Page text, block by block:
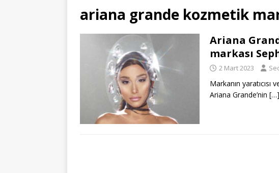
ariana grande kozmetik
Ariana
markası
2 Mart 2023
Markanın
Ariana Grande’nin […]